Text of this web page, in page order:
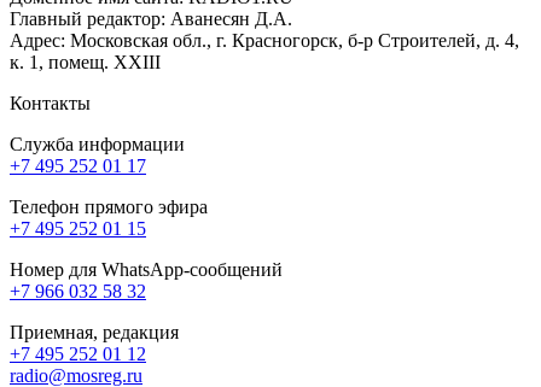
Главный редактор: Аванесян Д.А.
Адрес: Московская обл., г. Красногорск, б-р Строителей, д. 4,
к. 1, помещ. XXIII
Контакты
Служба информации
+7 495 252 01 17
Телефон прямого эфира
+7 495 252 01 15
Номер для WhatsApp-сообщений
+7 966 032 58 32
Приемная, редакция
+7 495 252 01 12
radio@mosreg.ru